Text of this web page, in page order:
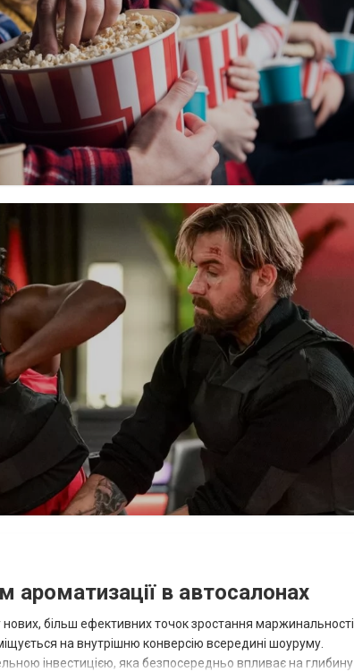
ароматизації в автосалонах
більш ефективних точок зростання маржинальності.
на внутрішню конверсію всередині шоуруму.
інвестицією, яка безпосередньо впливає на глибину